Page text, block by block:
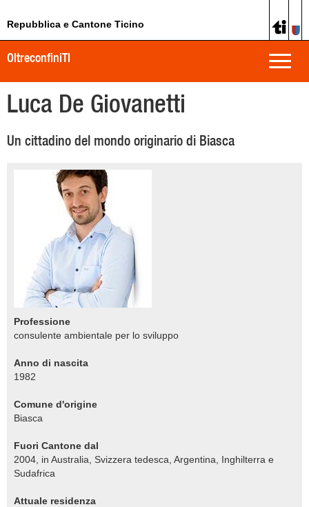
Repubblica e Cantone Ticino
Toggle
OltreconfiniTI
Luca De Giovanetti
Un cittadino del mondo originario di Biasca
Professione
consulente ambientale per lo sviluppo
Anno di nascita
1982
Comune d'origine
Biasca
Fuori Cantone dal
2004, in Australia, Svizzera tedesca, Argentina, Inghilterra e
Sudafrica
Attuale residenza